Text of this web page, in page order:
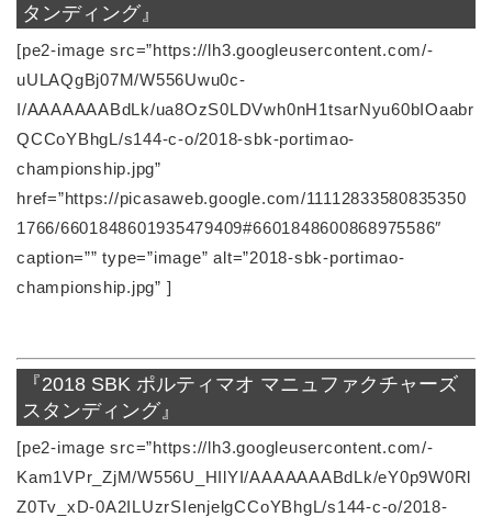
タンディング』
[pe2-image src=”https://lh3.googleusercontent.com/-
uULAQgBj07M/W556Uwu0c-
I/AAAAAAABdLk/ua8OzS0LDVwh0nH1tsarNyu60bIOaabr
QCCoYBhgL/s144-c-o/2018-sbk-portimao-
championship.jpg”
href=”https://picasaweb.google.com/11112833580835350
1766/6601848601935479409#6601848600868975586″
caption=”” type=”image” alt=”2018-sbk-portimao-
championship.jpg” ]
『2018 SBK ポルティマオ マニュファクチャーズ
スタンディング』
[pe2-image src=”https://lh3.googleusercontent.com/-
Kam1VPr_ZjM/W556U_HIlYI/AAAAAAABdLk/eY0p9W0Rl
Z0Tv_xD-0A2ILUzrSIenjelgCCoYBhgL/s144-c-o/2018-